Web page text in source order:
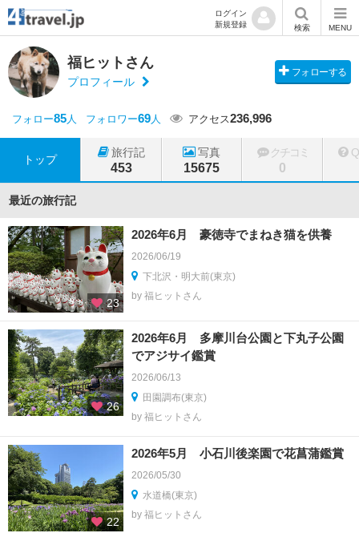
ログイン
新規登録
検索 MENU
福ヒットさん
プロフィール
フォローする
フォロー85人 フォロワー69人 アクセス236,996
トップ
旅行記
453
写真
15675
クチコミ
0
最近の旅行記
23
2026年6月 豪徳寺でまねき猫を供養
2026/06/19
下北沢・明大前(東京)
by 福ヒットさん
26
2026年6月 多摩川台公園と下丸子公園
でアジサイ鑑賞
2026/06/13
田園調布(東京)
by 福ヒットさん
22
2026年5月 小石川後楽園で花菖蒲鑑賞
2026/05/30
水道橋(東京)
by 福ヒットさん